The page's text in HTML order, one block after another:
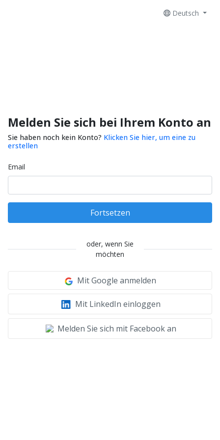
Deutsch
Melden Sie sich bei Ihrem Konto an
Sie haben noch kein Konto? Klicken Sie hier, um eine zu
erstellen
Email
Fortsetzen
oder, wenn Sie
möchten
Mit Google anmelden
Mit LinkedIn einloggen
Melden Sie sich mit Facebook an